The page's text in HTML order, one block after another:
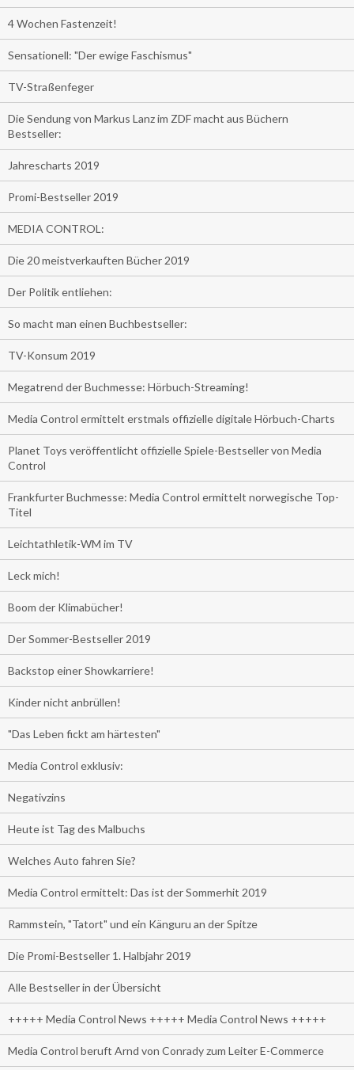
4 Wochen Fastenzeit!
Sensationell: "Der ewige Faschismus"
TV-Straßenfeger
Die Sendung von Markus Lanz im ZDF macht aus Büchern
Bestseller:
Jahrescharts 2019
Promi-Bestseller 2019
MEDIA CONTROL:
Die 20 meistverkauften Bücher 2019
Der Politik entliehen:
So macht man einen Buchbestseller:
TV-Konsum 2019
Megatrend der Buchmesse: Hörbuch-Streaming!
Media Control ermittelt erstmals offizielle digitale Hörbuch-Charts
Planet Toys veröffentlicht offizielle Spiele-Bestseller von Media
Control
Frankfurter Buchmesse: Media Control ermittelt norwegische Top-
Titel
Leichtathletik-WM im TV
Leck mich!
Boom der Klimabücher!
Der Sommer-Bestseller 2019
Backstop einer Showkarriere!
Kinder nicht anbrüllen!
"Das Leben fickt am härtesten"
Media Control exklusiv:
Negativzins
Heute ist Tag des Malbuchs
Welches Auto fahren Sie?
Media Control ermittelt: Das ist der Sommerhit 2019
Rammstein, "Tatort" und ein Känguru an der Spitze
Die Promi-Bestseller 1. Halbjahr 2019
Alle Bestseller in der Übersicht
+++++ Media Control News +++++ Media Control News +++++
Media Control beruft Arnd von Conrady zum Leiter E-Commerce